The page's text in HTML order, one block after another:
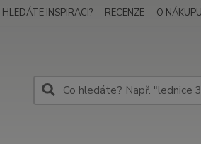
HLEDÁTE INSPIRACI? RECENZE O NÁKUPU